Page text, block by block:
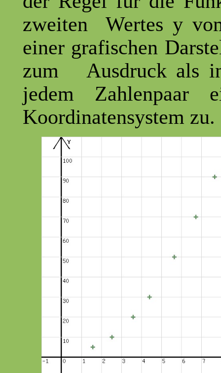
zweiten Wertes y
einer grafischen
zum Ausdruck als
jedem
Koordinatensystem zu.